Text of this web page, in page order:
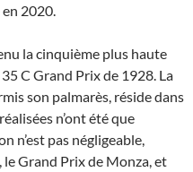
2020.
la cinquième plus haute
C Grand Prix de 1928. La
son palmarès, réside dans
n’ont été que
n’est pas négligeable,
le Grand Prix de Monza, et